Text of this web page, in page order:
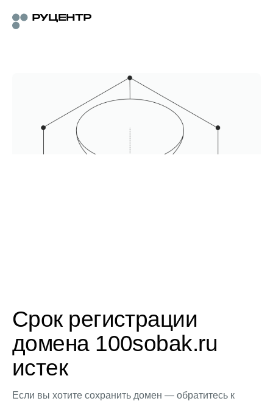
Срок регистрации
домена 100sobak.ru
истек
Если вы хотите сохранить домен — обратитесь к